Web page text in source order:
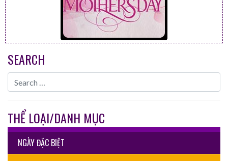
SEARCH
THỂ LOẠI/DANH MỤC
NGÀY ĐẶC BIỆT